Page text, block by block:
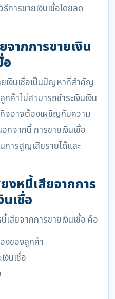
การขายเงินเชื่อโดยลด
ากการขายเงิน
อ
เงินเชื่อเป็นปัญหาที่สำคัญ
าไม่สามารถชำระเงินเงิน
จอาจต้องเผชิญกับความ
กจากนี้ การขายเงินเชื่อ
การสูญเสียรายได้และ
งหนี้เสียจากการ
นเชื่อ
สียจากการขายเงินเชื่อ คือ
งของลูกค้า
งินเชื่อ